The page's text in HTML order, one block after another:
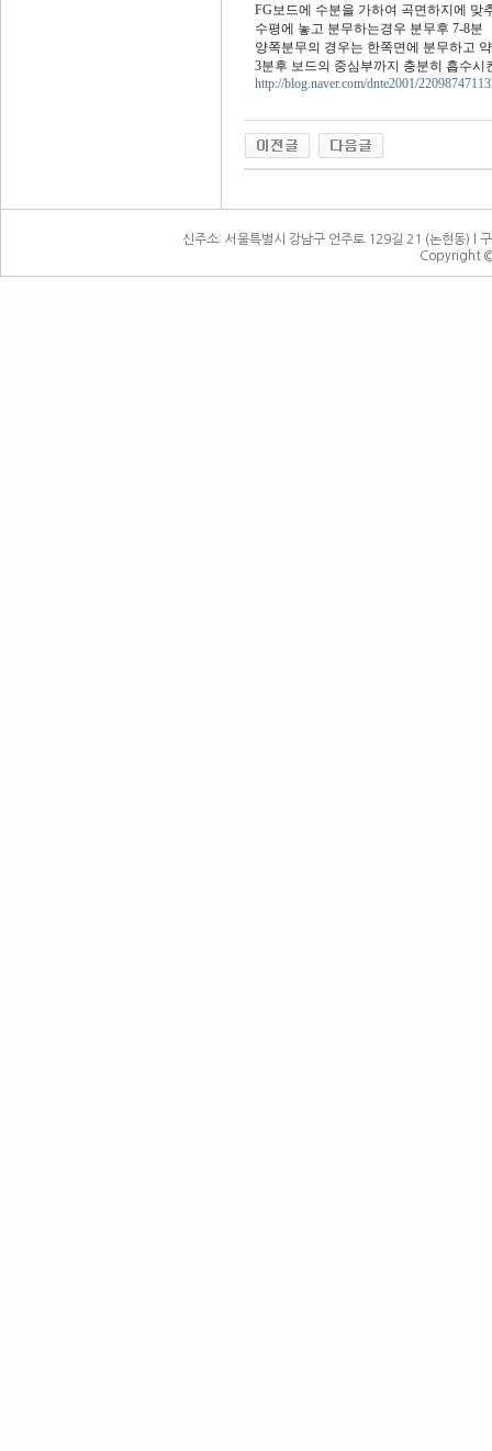
FG보드에 수분을 가하여 곡면하지에 맞
수평에 놓고 분무하는경우 분무후 7-8분
양쪽분무의 경우는 한쪽면에 분무하고
3분후 보드의 중심부까지 충분히 흡수시
http://blog.naver.com/dnte2001/
신주소: 서울특별시 강남구 언주로 129길 21 (논현동)
Copyright